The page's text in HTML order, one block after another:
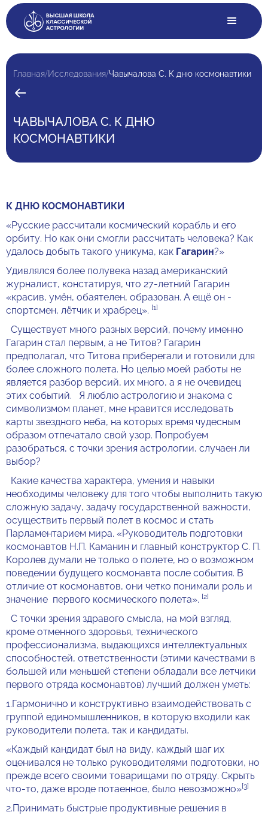
Главная/Исследования/Чавычалова С. К дню космонавтики
ЧАВЫЧАЛОВА С. К ДНЮ
КОСМОНАВТИКИ
К ДНЮ КОСМОНАВТИКИ
«Русские рассчитали космический корабль и его
орбиту. Но как они смогли рассчитать человека? Как
удалось добыть такого уникума, как Гагарин?»
Удивлялся более полувека назад американский
журналист, констатируя, что 27-летний Гагарин
«красив, умён, обаятелен, образован. А ещё он -
спортсмен, лётчик и храбрец». [1]
Существует много разных версий, почему именно
Гагарин стал первым, а не Титов? Гагарин
предполагал, что Титова приберегали и готовили для
более сложного полета. Но целью моей работы не
является разбор версий, их много, а я не очевидец
этих событий. Я люблю астрологию и знакома с
символизмом планет, мне нравится исследовать
карты звездного неба, на которых время чудесным
образом отпечатало свой узор. Попробуем
разобраться, с точки зрения астрологии, случаен ли
выбор?
Какие качества характера, умения и навыки
необходимы человеку для того чтобы выполнить такую
сложную задачу, задачу государственной важности,
осуществить первый полет в космос и стать
Парламентарием мира. «Руководитель подготовки
космонавтов Н.П. Каманин и главный конструктор С. П.
Королев думали не только о полете, но о возможном
поведении будущего космонавта после события. В
отличие от космонавтов, они четко понимали роль и
значение первого космического полета». [2]
С точки зрения здравого смысла, на мой взгляд,
кроме отменного здоровья, технического
профессионализма, выдающихся интеллектуальных
способностей, ответственности (этими качествами в
большей или меньшей степени обладали все летчики
первого отряда космонавтов) лучший должен уметь:
1.Гармонично и конструктивно взаимодействовать с
группой единомышленников, в которую входили как
руководители полета, так и кандидаты.
«Каждый кандидат был на виду, каждый шаг их
оценивался не только руководителями подготовки, но
прежде всего своими товарищами по отряду. Скрыть
что-то, даже вроде потаенное, было невозможно»[3]
2.Принимать быстрые продуктивные решения в